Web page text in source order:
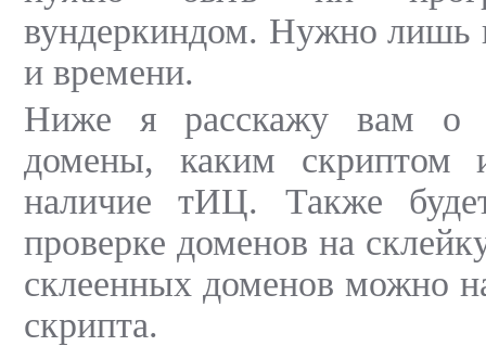
вундеркиндом. Нужно лишь
и времени.
Ниже я расскажу вам о
домены, каким скриптом
наличие тИЦ. Также
проверке доменов на
склеенных доменов можно
скрипта.